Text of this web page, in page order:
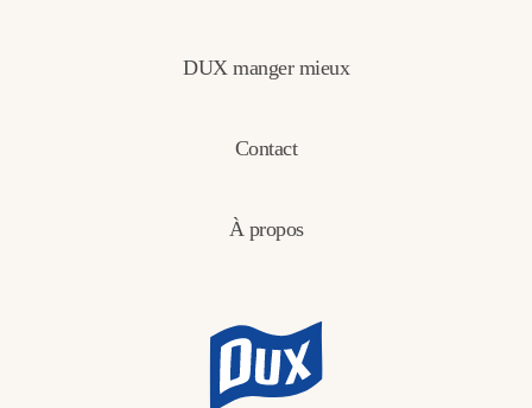
DUX manger mieux
Contact
À propos